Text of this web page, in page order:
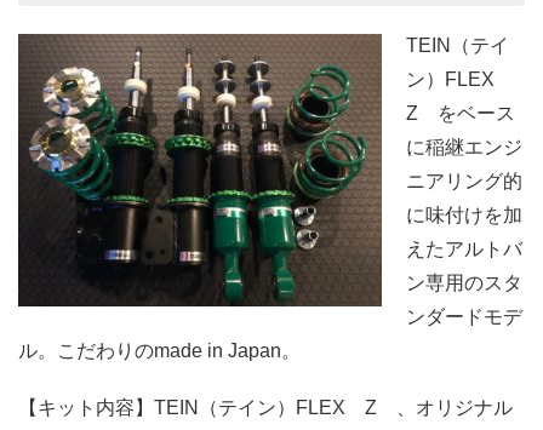
TEIN（テイ
ン）FLEX
Z をベース
に稲継エンジ
ニアリング的
に味付けを加
えたアルトバ
ン専用のスタ
ンダードモデ
ル。こだわりのmade in Japan。
【キット内容】TEIN（テイン）FLEX Z 、オリジナル